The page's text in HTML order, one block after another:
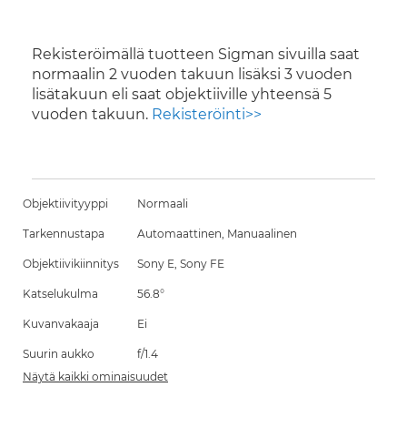
Rekisteröimällä tuotteen Sigman sivuilla saat
normaalin 2 vuoden takuun lisäksi 3 vuoden
lisätakuun eli saat objektiiville yhteensä 5
vuoden takuun. Rekisteröinti>>
Objektiivityyppi Normaali
Tarkennustapa Automaattinen, Manuaalinen
Objektiivikiinnitys Sony E, Sony FE
Katselukulma 56.8°
Kuvanvakaaja Ei
Suurin aukko
f/1.4
Näytä kaikki ominaisuudet